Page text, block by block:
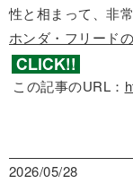
性と相まって、非
ホンダ・フリード
この記事のURL：
2026/05/28